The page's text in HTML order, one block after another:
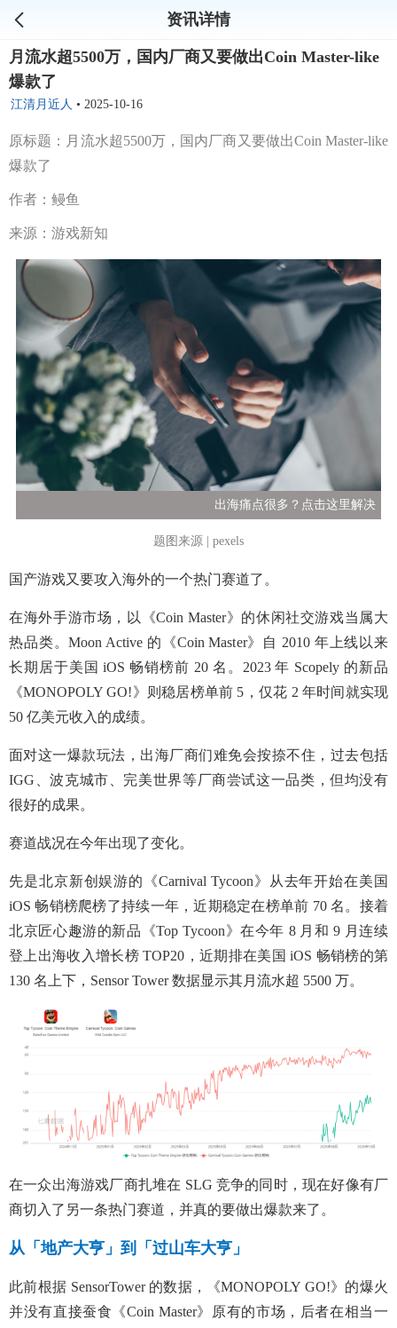
资讯详情
月流水超5500万，国内厂商又要做出Coin Master-like
爆款了
江清月近人 • 2025-10-16
原标题：月流水超5500万，国内厂商又要做出Coin Master-like
爆款了
作者：鳗鱼
来源：游戏新知
出海痛点很多？点击这里解决
题图来源 | pexels
国产游戏又要攻入海外的一个热门赛道了。
在海外手游市场，以《Coin Master》的休闲社交游戏当属大
热品类。Moon Active 的《Coin Master》自 2010 年上线以来
长期居于美国 iOS 畅销榜前 20 名。2023 年 Scopely 的新品
《MONOPOLY GO!》则稳居榜单前 5，仅花 2 年时间就实现
50 亿美元收入的成绩。
面对这一爆款玩法，出海厂商们难免会按捺不住，过去包括
IGG、波克城市、完美世界等厂商尝试这一品类，但均没有
很好的成果。
赛道战况在今年出现了变化。
先是北京新创娱游的《Carnival Tycoon》从去年开始在美国
iOS 畅销榜爬榜了持续一年，近期稳定在榜单前 70 名。接着
北京匠心趣游的新品《Top Tycoon》在今年 8 月和 9 月连续
登上出海收入增长榜 TOP20，近期排在美国 iOS 畅销榜的第
130 名上下，Sensor Tower 数据显示其月流水超 5500 万。
在一众出海游戏厂商扎堆在 SLG 竞争的同时，现在好像有厂
商切入了另一条热门赛道，并真的要做出爆款来了。
从「地产大亨」到「过山车大亨」
此前根据 SensorTower 的数据，《MONOPOLY GO!》的爆火
并没有直接蚕食《Coin Master》原有的市场，后者在相当一